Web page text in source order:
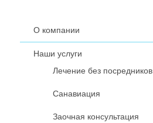
О компании
Наши услуги
Лечение без посредников
Санавиация
Заочная консультация